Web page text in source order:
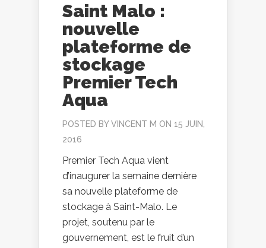
Saint Malo :
nouvelle
plateforme de
stockage
Premier Tech
Aqua
POSTED BYVINCENT M ON 15 JUIN,
2016
Premier Tech Aqua vient
d’inaugurer la semaine dernière
sa nouvelle plateforme de
stockage à Saint-Malo. Le
projet, soutenu par le
gouvernement, est le fruit d’un